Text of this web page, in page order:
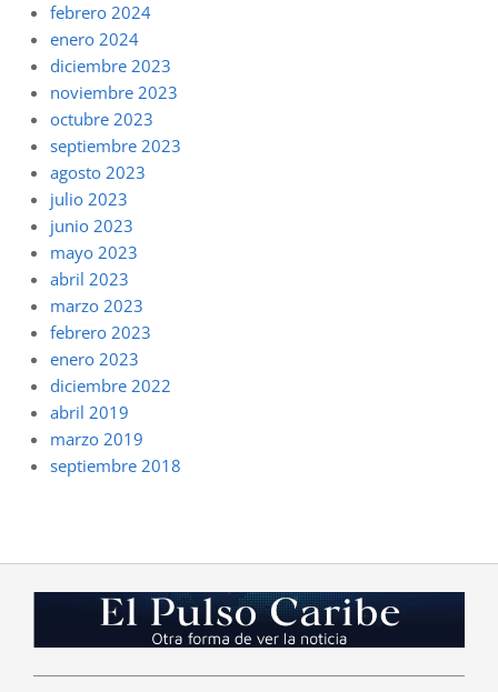
febrero 2024
enero 2024
diciembre 2023
noviembre 2023
octubre 2023
septiembre 2023
agosto 2023
julio 2023
junio 2023
mayo 2023
abril 2023
marzo 2023
febrero 2023
enero 2023
diciembre 2022
abril 2019
marzo 2019
septiembre 2018